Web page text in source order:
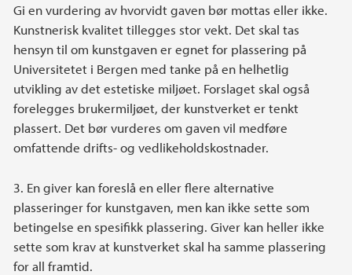
Gi en vurdering av hvorvidt gaven bør mottas eller ikke.
Kunstnerisk kvalitet tillegges stor vekt. Det skal tas
hensyn til om kunstgaven er egnet for plassering på
Universitetet i Bergen med tanke på en helhetlig
utvikling av det estetiske miljøet. Forslaget skal også
forelegges brukermiljøet, der kunstverket er tenkt
plassert. Det bør vurderes om gaven vil medføre
omfattende drifts- og vedlikeholdskostnader.
3. En giver kan foreslå en eller flere alternative
plasseringer for kunstgaven, men kan ikke sette som
betingelse en spesifikk plassering. Giver kan heller ikke
sette som krav at kunstverket skal ha samme plassering
for all framtid.